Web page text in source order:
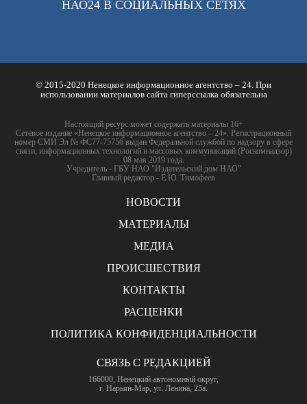
НАО24 В СОЦИАЛЬНЫХ СЕТЯХ
© 2015-2020 Ненецкое информационное агентство – 24. При
использовании материалов сайта гиперссылка обязательна
Настоящий ресурс может содержать материалы 16+
Сетевое издание «Ненецкое информационное агентство – 24». Регистрационный
номер СМИ Эл № ФС77-75756 выдан Федеральной службой по надзору в сфере
связи, информационных технологий и массовых коммуникаций (Роскомнадзор)
08 мая 2019 года.
Учредитель - ГБУ НАО "Издательский дом НАО"
Главный редактор - Е.Ю. Тимофеев
НОВОСТИ
МАТЕРИАЛЫ
МЕДИА
ПРОИСШЕСТВИЯ
КОНТАКТЫ
РАСЦЕНКИ
ПОЛИТИКА КОНФИДЕНЦИАЛЬНОСТИ
СВЯЗЬ С РЕДАКЦИЕЙ
166000, Ненецкий автономный округ,
г. Нарьян-Мар, ул. Ленина, 25а.